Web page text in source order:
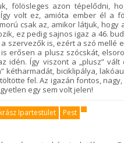
fölösleges azon tépelődni,
volt ez, amióta ember él a
csak az, amikor látjuk, hogy
ez pedig sajnos igaz a 46.
szervezők is, ezért a szó mellé
erősen a plusz szócskát,
idén. Így viszont a „plusz” vált
kétharmadát, biciklipálya,
fel. Az igazán fontos,
egy sem volt jelen!
Ipartestület Pest